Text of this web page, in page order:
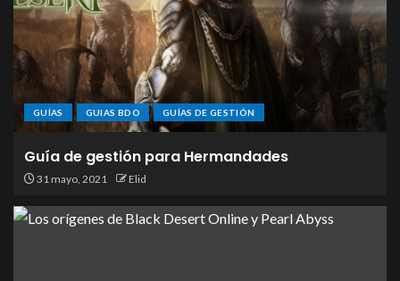
GUÍAS GUIAS BDO GUÍAS DE GESTIÓN
Guía de gestión para Hermandades
31 mayo, 2021 Elid